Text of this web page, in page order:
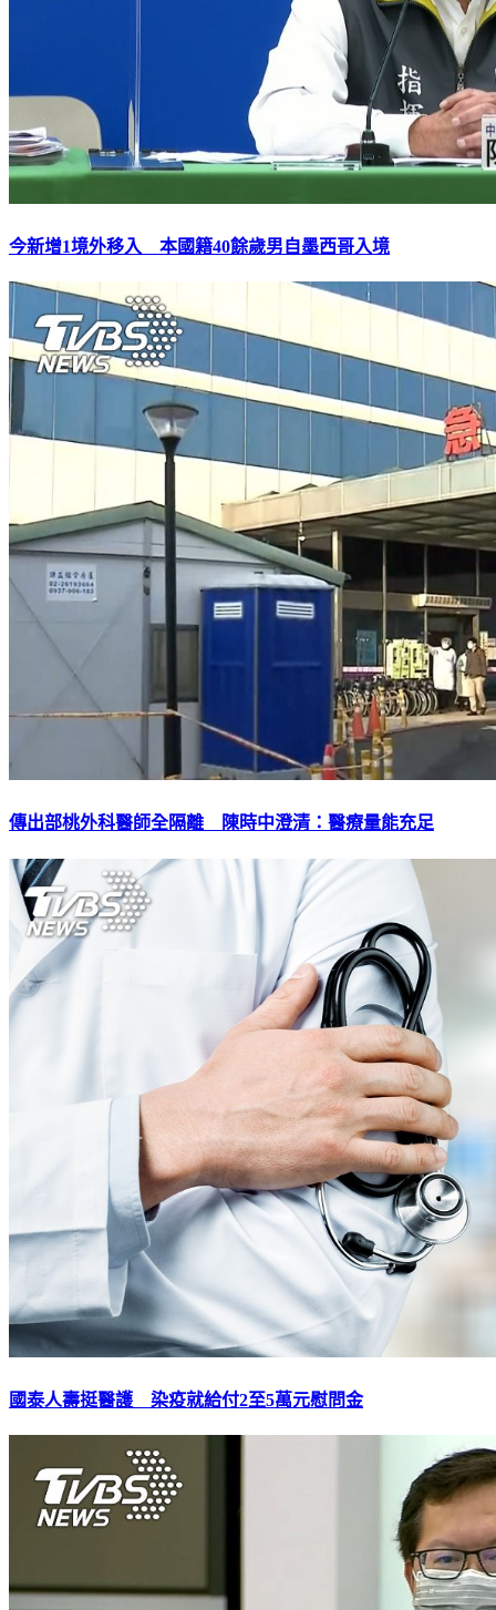
今新增1境外移入 本國籍40餘歲男自墨西哥入境
傳出部桃外科醫師全隔離 陳時中澄清：醫療量能充足
國泰人壽挺醫護 染疫就給付2至5萬元慰問金